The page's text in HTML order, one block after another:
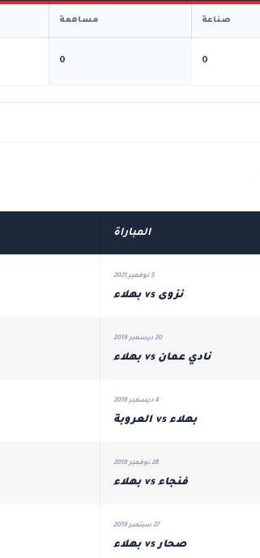
صناعة مساهمة
0
0
المباراة
5 نوفمبر 2021
نزوى vs بهلاء
20 ديسمبر 2019
نادي عمان vs بهلاء
4 ديسمبر 2019
بهلاء vs العروبة
28 نوفمبر 2019
فنجاء vs بهلاء
27 سبتمبر 2019
صحار vs بهلاء